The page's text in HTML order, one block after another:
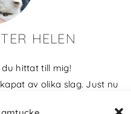
HELEN
hittat till mig!
av olika slag. Just nu
många bilder visar min